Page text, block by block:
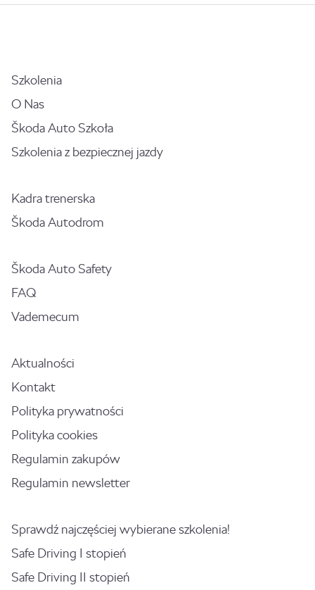
Szkolenia
O Nas
Škoda Auto Szkoła
Szkolenia z bezpiecznej jazdy
Kadra trenerska
Škoda Autodrom
Škoda Auto Safety
FAQ
Vademecum
Aktualności
Kontakt
Polityka prywatności
Polityka cookies
Regulamin zakupów
Regulamin newsletter
Sprawdź najczęściej wybierane szkolenia!
Safe Driving I stopień
Safe Driving II stopień